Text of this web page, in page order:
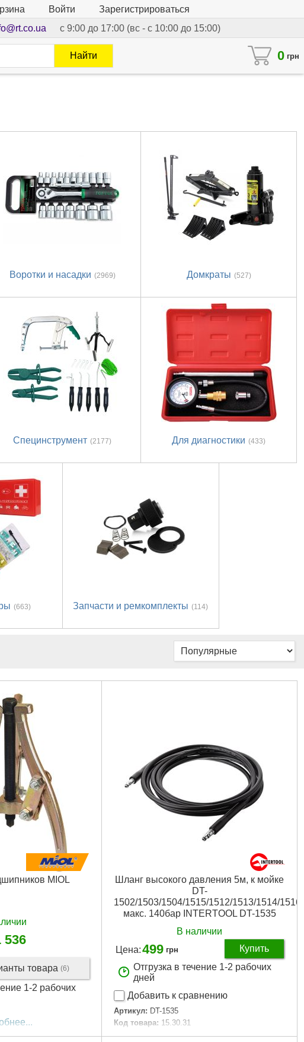
Войти
Зарегистрироваться
с 9:00 до 17:00 (вс - с 10:00 до 15:00)
0 грн
Найти
Воротки и насадки (2969) Домкраты (527)
Специнструмент (2177) Для диагностики (433)
(663) Запчасти и ремкомплекты (114)
MIOL
536
товара (6)
1-2 рабочих
Шланг высокого давления 5м, к мойке
DT-
1502/1503/1504/1515/1512/1513/1514/1516,
макс. 140бар INTERTOOL DT-1535
В наличии
Цена:499 грн
Купить
Отгрузка в течение 1-2 рабочих
дней
Добавить к сравнению
Артикул: DT-1535
Код товара: 15.30.31
Максимальное давление: 140 бар